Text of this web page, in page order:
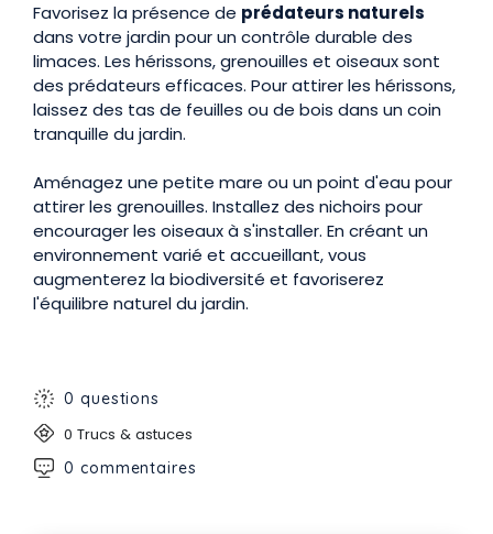
Favorisez la présence de prédateurs naturels
dans votre jardin pour un contrôle durable des
limaces. Les hérissons, grenouilles et oiseaux sont
des prédateurs efficaces. Pour attirer les hérissons,
laissez des tas de feuilles ou de bois dans un coin
tranquille du jardin.
Aménagez une petite mare ou un point d'eau pour
attirer les grenouilles. Installez des nichoirs pour
encourager les oiseaux à s'installer. En créant un
environnement varié et accueillant, vous
augmenterez la biodiversité et favoriserez
l'équilibre naturel du jardin.
0 questions
0 Trucs & astuces
0 commentaires